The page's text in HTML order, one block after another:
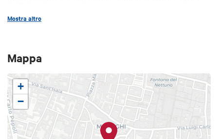
francesi che, nel suo tempo libero, corre alla
champagne e di vini bianchi, rosè e rossi, tutti
provenienti da diverse etichette. Frisson in via
Urbana è aperto tutti i giorni (tranne la Domenica)
dalle ore 18,30 in poi per una chiacchierata e un
bicchiere di champagne tra amici o per consigliarvi
la bottiglia giusta per la vostra cena.
Mostra altro
Mappa
+
−